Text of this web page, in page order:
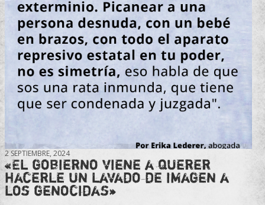
2 SEPTIEMBRE, 2024
«El gobierno viene a querer
hacerle un lavado de imagen a
los genocidas»